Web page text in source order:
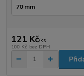
121 Kč/ks
100 Kč bez DPH